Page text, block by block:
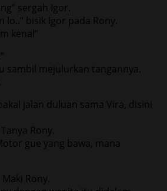
sergah Igor.
lo..” bisik Igor pada Rony.
kenal”
sambil mejulurkan tangannya.
jalan duluan sama Vira, disini
Rony.
gue yang bawa, mana
Rony.